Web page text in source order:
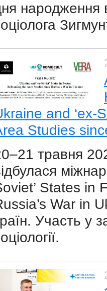
народження
and ‘ex-
Studies
травня
States in
War in
Участь у